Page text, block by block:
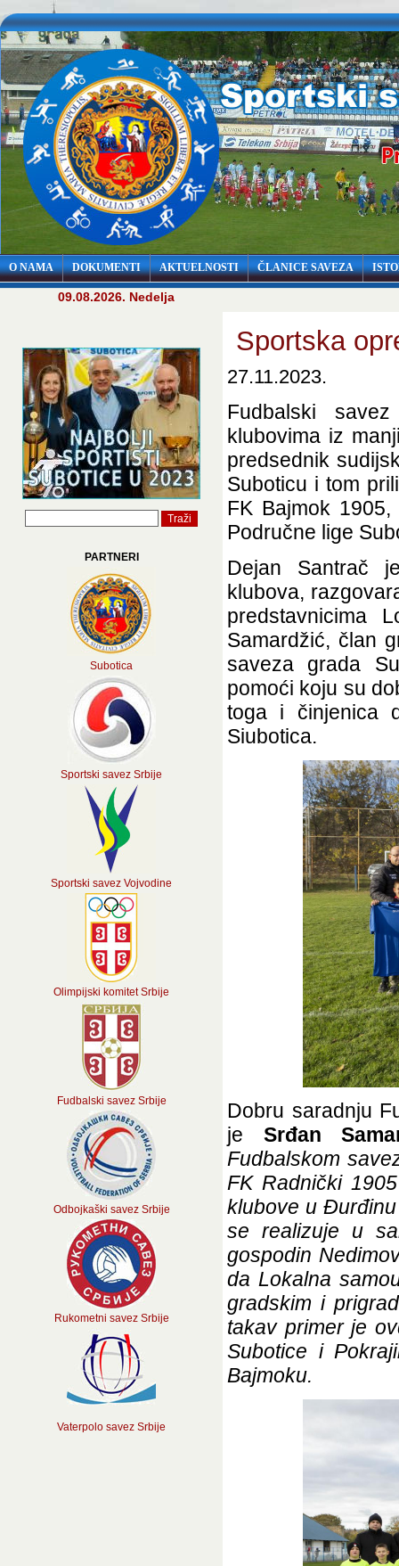
O NAMA DOKUMENTI AKTUELNOSTI ČLANICE SAVEZA
09.08.2026. Nedelja
PARTNERI
Subotica
Sportski savez Srbije
Sportski savez Vojvodine
Olimpijski komitet Srbije
Fudbalski savez Srbije
Odbojkaški savez Srbije
Rukometni savez Srbije
Vaterpolo savez Srbije
Sportska
27.11.2023.
Fudbalski
klubovima iz
predsednik
Suboticu i tom
FK Bajmok
Područne lige
Dejan Santrač
klubova,
predstavnicima
Samardžić, član
saveza grada
pomoći koju su
toga i činjenica
Siubotica.
Dobru saradnju
je Srđan
Fudbalskom
FK Radnički
klubove u
se realizuje u
gospodin
da Lokalna
gradskim i
takav primer je
Subotice i
Bajmoku.